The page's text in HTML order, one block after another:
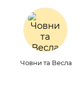
Човни та Весла